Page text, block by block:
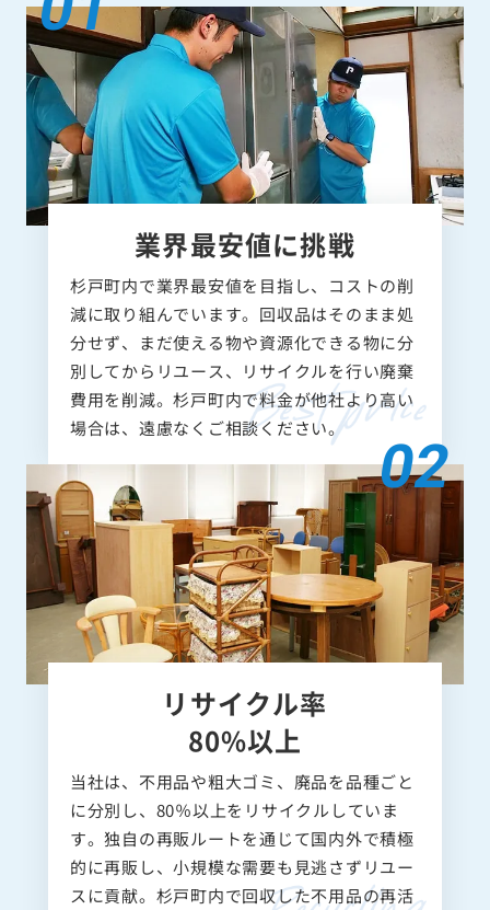
業界最安値に挑戦
杉戸町内で業界最安値を目指し、コストの削
減に取り組んでいます。回収品はそのまま処
分せず、まだ使える物や資源化できる物に分
別してからリユース、リサイクルを行い廃棄
費用を削減。杉戸町内で料金が他社より高い
場合は、遠慮なくご相談ください。
リサイクル率
80%以上
当社は、不用品や粗大ゴミ、廃品を品種ごと
に分別し、80％以上をリサイクルしていま
す。独自の再販ルートを通じて国内外で積極
的に再販し、小規模な需要も見逃さずリユー
スに貢献。杉戸町内で回収した不用品の再活